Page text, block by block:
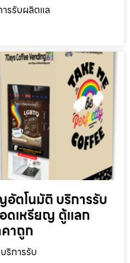
รรับผลิตแล
ตโนมัติ บริการรับ
ดเหรียญ ตู้แลก
าถูก
ริการรับ